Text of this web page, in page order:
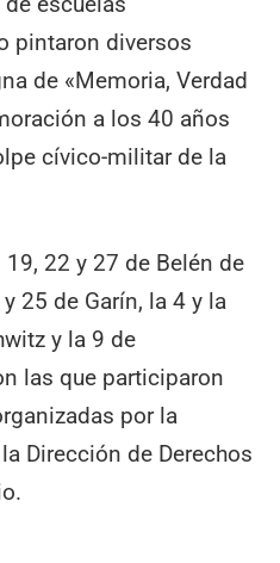
pintaron diversos
de «Memoria, Verdad
a los 40 años
cívico-militar de la
22 y 27 de Belén de
25 de Garín, la 4 y la
y la 9 de
las que participaron
por la
Dirección de Derechos